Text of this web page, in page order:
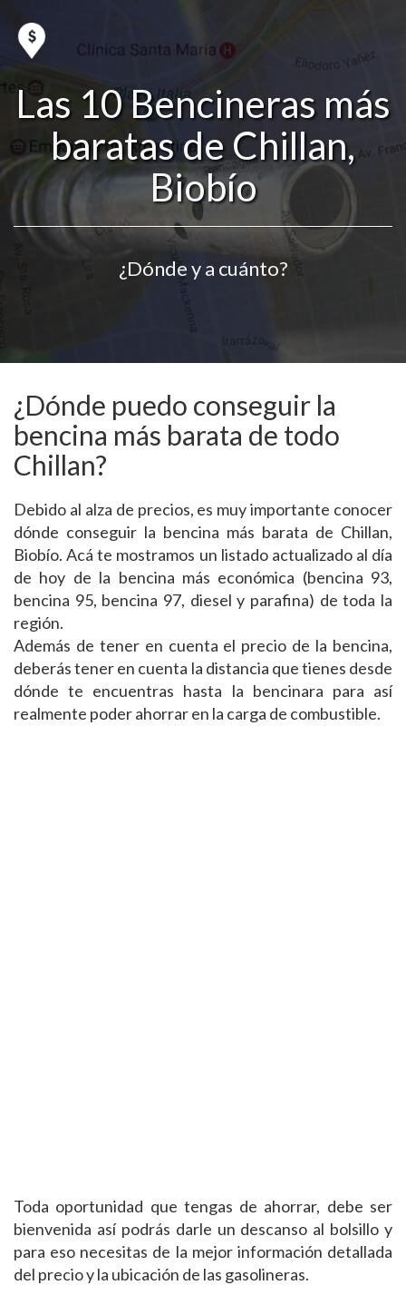
Las 10 Bencineras más
baratas de Chillan,
Biobío
¿Dónde y a cuánto?
¿Dónde puedo conseguir la
bencina más barata de todo
Chillan?
Debido al alza de precios, es muy importante conocer
dónde conseguir la bencina más barata de Chillan,
Biobío. Acá te mostramos un listado actualizado al día
de hoy de la bencina más económica (bencina 93,
bencina 95, bencina 97, diesel y parafina) de toda la
región.
Además de tener en cuenta el precio de la bencina,
deberás tener en cuenta la distancia que tienes desde
dónde te encuentras hasta la bencinara para así
realmente poder ahorrar en la carga de combustible.
Toda oportunidad que tengas de ahorrar, debe ser
bienvenida así podrás darle un descanso al bolsillo y
para eso necesitas de la mejor información detallada
del precio y la ubicación de las gasolineras.